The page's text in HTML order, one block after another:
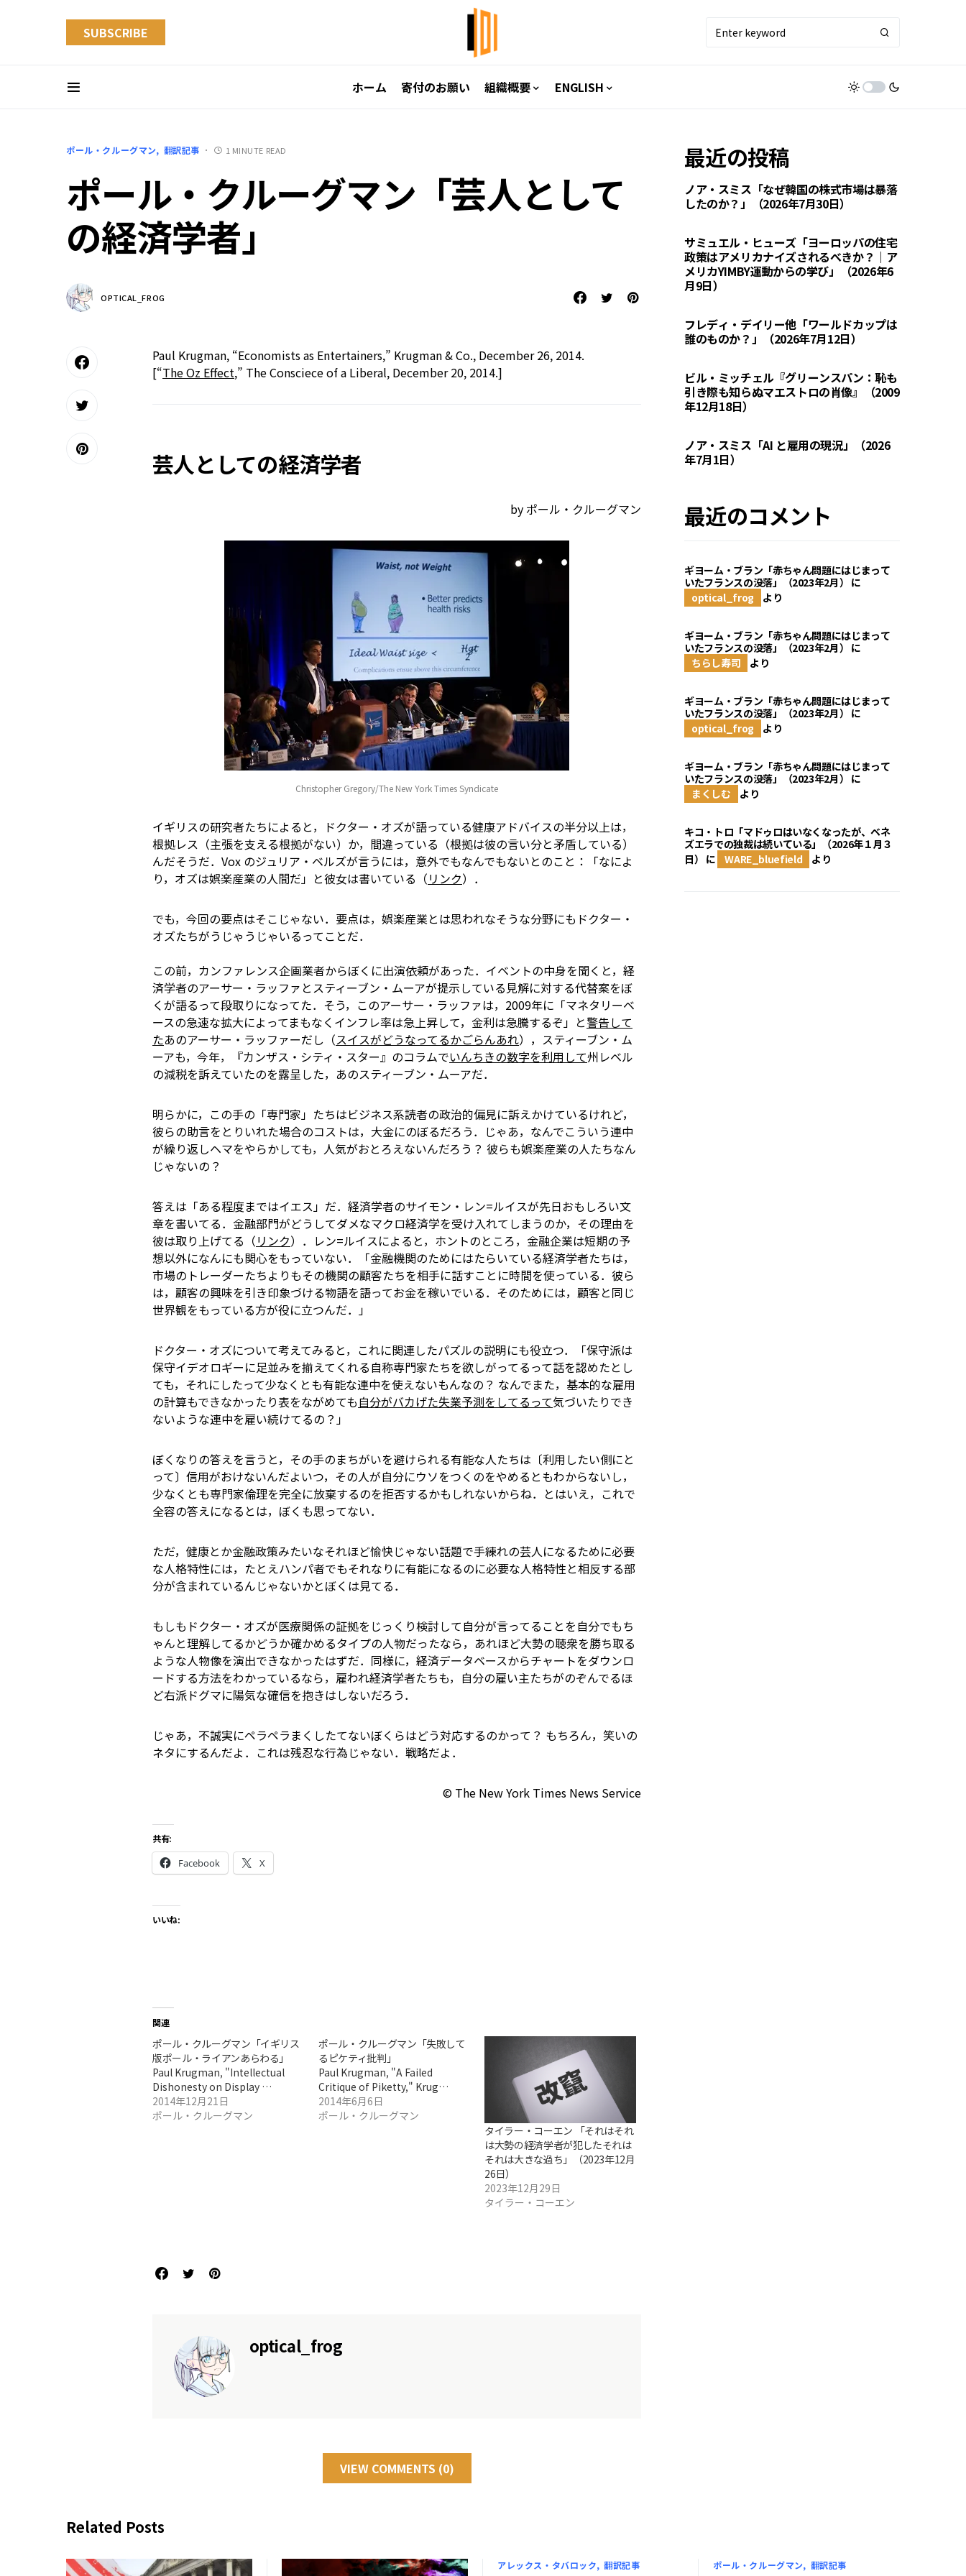
SUBSCRIBE
ホーム 寄付のお願い 組織概要 ENGLISH
ポール・クルーグマン 翻訳記事 1 MINUTE READ
ポール・クルーグマン「芸人として
の経済学者」
OPTICAL_FROG
Paul Krugman, “Economists as Entertainers,” Krugman & Co., December 26, 2014.
[“The Oz Effect,” The Consciece of a Liberal, December 20, 2014.]
芸人としての経済学者
by ポール・クルーグマン
Christopher Gregory/The New York Times Syndicate
イギリスの研究者たちによると，ドクター・オズが語っている健康アドバイスの半分以上は，
根拠レス（主張を支える根拠がない）か，間違っている（根拠は彼の言い分と矛盾している）
んだそうだ．Vox のジュリア・ベルズが言うには，意外でもなんでもないとのこと：「なによ
り，オズは娯楽産業の人間だ」と彼女は書いている（リンク）．
でも，今回の要点はそこじゃない．要点は，娯楽産業とは思われなそうな分野にもドクター・
オズたちがうじゃうじゃいるってことだ．
この前，カンファレンス企画業者からぼくに出演依頼があった．イベントの中身を聞くと，経
済学者のアーサー・ラッファとスティーブン・ムーアが提示している見解に対する代替案をぼ
くが語るって段取りになってた．そう，このアーサー・ラッファは，2009年に「マネタリーベ
ースの急速な拡大によってまもなくインフレ率は急上昇して，金利は急騰するぞ」と警告して
たあのアーサー・ラッファーだし（スイスがどうなってるかごらんあれ），スティーブン・ム
ーアも，今年，『カンザス・シティ・スター』のコラムでいんちきの数字を利用して州レベル
の減税を訴えていたのを露呈した，あのスティーブン・ムーアだ．
明らかに，この手の「専門家」たちはビジネス系読者の政治的偏見に訴えかけているけれど，
彼らの助言をとりいれた場合のコストは，大金にのぼるだろう．じゃあ，なんでこういう連中
が繰り返しヘマをやらかしても，人気がおとろえないんだろう？ 彼らも娯楽産業の人たちなん
じゃないの？
答えは「ある程度まではイエス」だ．経済学者のサイモン・レン=ルイスが先日おもしろい文
章を書いてる．金融部門がどうしてダメなマクロ経済学を受け入れてしまうのか，その理由を
彼は取り上げてる（リンク）．レン=ルイスによると，ホントのところ，金融企業は短期の予
想以外になんにも関心をもっていない．「金融機関のためにはたらいている経済学者たちは，
市場のトレーダーたちよりもその機関の顧客たちを相手に話すことに時間を使っている．彼ら
は，顧客の興味を引き印象づける物語を語ってお金を稼いでいる．そのためには，顧客と同じ
世界観をもっている方が役に立つんだ．」
ドクター・オズについて考えてみると，これに関連したパズルの説明にも役立つ．「保守派は
保守イデオロギーに足並みを揃えてくれる自称専門家たちを欲しがってるって話を認めたとし
ても，それにしたって少なくとも有能な連中を使えないもんなの？ なんでまた，基本的な雇用
の計算もできなかったり表をながめても自分がバカげた失業予測をしてるって気づいたりでき
ないような連中を雇い続けてるの？」
ぼくなりの答えを言うと，その手のまちがいを避けられる有能な人たちは〔利用したい側にと
って〕信用がおけないんだよ――いつ，その人が自分にウソをつくのをやめるともわからないし，
少なくとも専門家倫理を完全に放棄するのを拒否するかもしれないからね．とはいえ，これで
全容の答えになるとは，ぼくも思ってない．
ただ，健康とか金融政策みたいなそれほど愉快じゃない話題で手練れの芸人になるために必要
な人格特性には，たとえハンパ者でもそれなりに有能になるのに必要な人格特性と相反する部
分が含まれているんじゃないかとぼくは見てる．
もしもドクター・オズが医療関係の証拠をじっくり検討して自分が言ってることを自分でもち
ゃんと理解してるかどうか確かめるタイプの人物だったなら，あれほど大勢の聴衆を勝ち取る
ような人物像を演出できなかったはずだ．同様に，経済データベースからチャートをダウンロ
ードする方法をわかっているなら，雇われ経済学者たちも，自分の雇い主たちがのぞんでるほ
ど右派ドグマに陽気な確信を抱きはしないだろう．
じゃあ，不誠実にペラペラまくしたてないぼくらはどう対応するのかって？ もちろん，笑いの
ネタにするんだよ．これは残忍な行為じゃない．戦略だよ．
© The New York Times News Service
共有:
Facebook X
いいね:
関連
ポール・クルーグマン「イギリス
版ポール・ライアンあらわる」
Paul Krugman, "Intellectual
Dishonesty on Display …
2014年12月21日
ポール・クルーグマン
ポール・クルーグマン「失敗して
るピケティ批判」
Paul Krugman, "A Failed
Critique of Piketty," Krug…
2014年6月6日
ポール・クルーグマン
タイラー・コーエン 「それはそれ
は大勢の経済学者が犯したそれは
それは大きな過ち」（2023年12月
26日）
2023年12月29日
タイラー・コーエン
optical_frog
VIEW COMMENTS (0)
最近の投稿
ノア・スミス「なぜ韓国の株式市場は暴落
したのか？」（2026年7月30日）
サミュエル・ヒューズ「ヨーロッパの住宅
政策はアメリカナイズされるべきか？｜ア
メリカYIMBY運動からの学び」（2026年6
月9日）
フレディ・デイリー他「ワールドカップは
誰のものか？」（2026年7月12日）
ビル・ミッチェル『グリーンスパン：恥も
引き際も知らぬマエストロの肖像』（2009
年12月18日）
ノア・スミス「AI と雇用の現況」（2026
年7月1日）
最近のコメント
ギヨーム・ブラン「赤ちゃん問題にはじまって
いたフランスの没落」（2023年2月） に
optical_frog
より
ギヨーム・ブラン「赤ちゃん問題にはじまって
いたフランスの没落」（2023年2月） に
ちらし寿司
より
ギヨーム・ブラン「赤ちゃん問題にはじまって
いたフランスの没落」（2023年2月） に
optical_frog
より
ギヨーム・ブラン「赤ちゃん問題にはじまって
いたフランスの没落」（2023年2月） に
まくしむ
より
キコ・トロ「マドゥロはいなくなったが、ベネ
ズエラでの独裁は続いている」（2026年１月３
日） に WARE_bluefield より
Related Posts
アレックス・タバロック 翻訳記事 ポール・クルーグマン 翻訳記事